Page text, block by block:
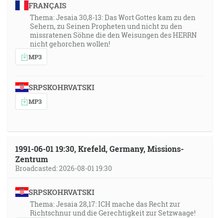
FRANÇAIS
Thema: Jesaia 30,8-13: Das Wort Gottes kam zu den
Sehern, zu Seinen Propheten und nicht zu den
missratenen Söhne die den Weisungen des HERRN
nicht gehorchen wollen!
MP3
SRPSKOHRVATSKI
MP3
1991-06-01 19:30, Krefeld, Germany, Missions-
Zentrum
Broadcasted: 2026-08-01 19:30
SRPSKOHRVATSKI
Thema: Jesaia 28,17: ICH mache das Recht zur
Richtschnur und die Gerechtigkeit zur Setzwaage!